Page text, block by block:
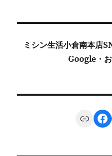
ミシン生活小倉南本店
Google・
Link